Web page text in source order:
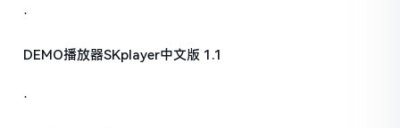
·
DEMO播放器SKplayer中文版 1.1
·